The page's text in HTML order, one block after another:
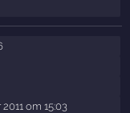
om 15:03